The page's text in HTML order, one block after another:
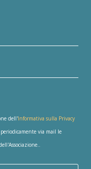
dell'Informativa sulla Privacy
via mail le